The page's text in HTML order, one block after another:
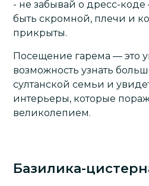
- не забывай о дресс-
быть скромной, плечи и
прикрыты.
Посещение гарема — это
возможность узнать
султанской семьи и
интерьеры, которые
великолепием.
Базилика-